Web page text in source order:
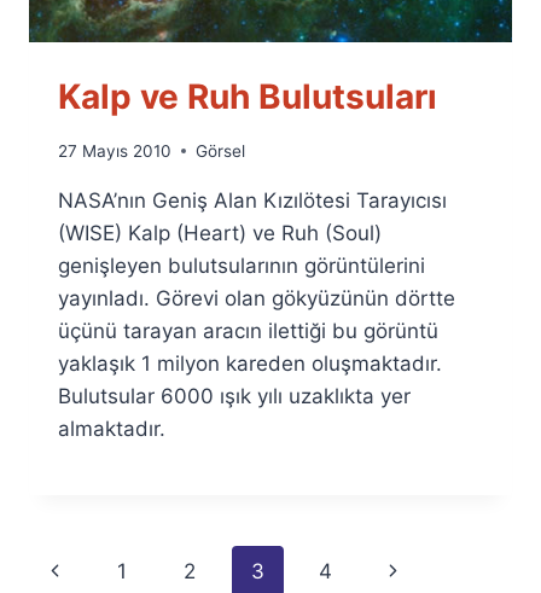
Kalp ve Ruh Bulutsuları
By
Fuat
Özyar
27 Mayıs 2010 Görsel
NASA’nın Geniş Alan Kızılötesi Tarayıcısı
(WISE) Kalp (Heart) ve Ruh (Soul)
genişleyen bulutsularının görüntülerini
yayınladı. Görevi olan gökyüzünün dörtte
üçünü tarayan aracın ilettiği bu görüntü
yaklaşık 1 milyon kareden oluşmaktadır.
Bulutsular 6000 ışık yılı uzaklıkta yer
almaktadır.
Page
Previous
1 2 3 4
Next